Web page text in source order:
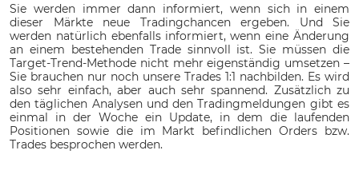
Sie werden immer dann informiert, wenn sich in einem
dieser Märkte neue Tradingchancen ergeben. Und Sie
werden natürlich ebenfalls informiert, wenn eine Änderung
an einem bestehenden Trade sinnvoll ist. Sie müssen die
Target-Trend-Methode nicht mehr eigenständig umsetzen –
Sie brauchen nur noch unsere Trades 1:1 nachbilden. Es wird
also sehr einfach, aber auch sehr spannend. Zusätzlich zu
den täglichen Analysen und den Tradingmeldungen gibt es
einmal in der Woche ein Update, in dem die laufenden
Positionen sowie die im Markt befindlichen Orders bzw.
Trades besprochen werden.